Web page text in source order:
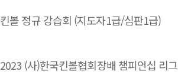
킨볼 정규 강습회 (지도자1급/심판1급)
2023 (사)한국킨볼협회장배 챔피언십 리그